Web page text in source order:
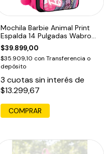
Mochila Barbie Animal Print
Espalda 14 Pulgadas Wabro
Color Negro/rosa Diseño De
La Tela Estampado Negro Y
Rosa
$39.899,00
$35.909,10 con Transferencia o
depósito
3 cuotas sin interés de
$13.299,67